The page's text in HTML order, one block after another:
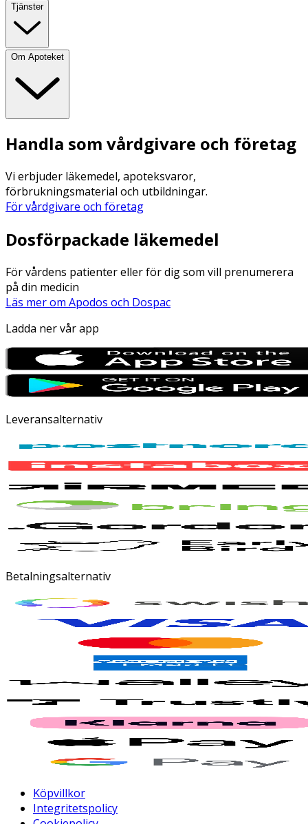
Tjänster
Om Apoteket
Handla som vårdgivare och företag
Vi erbjuder läkemedel, apoteksvaror,
förbrukningsmaterial och utbildningar.
För vårdgivare och företag
Dosförpackade läkemedel
För vårdens patienter eller för dig som vill prenumerera
på din medicin
Läs mer om Apodos och Dospac
Ladda ner vår app
Leveransalternativ
Betalningsalternativ
Köpvillkor
Integritetspolicy